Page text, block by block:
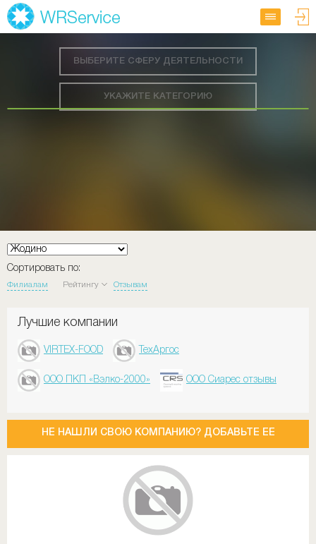
ВЫБЕРИТЕ СФЕРУ ДЕЯТЕЛЬНОСТИ
УКАЖИТЕ КАТЕГОРИЮ
Сортировать по:
Филиалам Рейтингу Отзывам
Лучшие компании
VIRTEX-FOOD ТехАргос
ООО ПКП «Вэлко-2000» ООО Сиарес отзывы
НЕ НАШЛИ СВОЮ КОМПАНИЮ? ДОБАВЬТЕ ЕЕ